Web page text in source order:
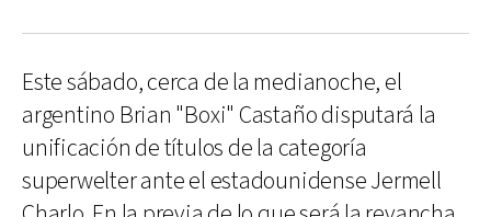
Este sábado, cerca de la medianoche, el
argentino Brian "Boxi" Castaño disputará la
unificación de títulos de la categoría
superwelter ante el estadounidense Jermell